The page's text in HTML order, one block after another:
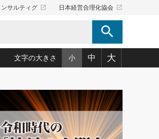
サルティグ launch 日本経営合理化協会 launch
search
人(127)
営学(132)
めの「か・ら・だマネジメント」
仕事術(180)
インタビュー(44)
ニュース(100)
庵(けいえいむぎょうあん)(166)
文字の大きさ 小 中 大